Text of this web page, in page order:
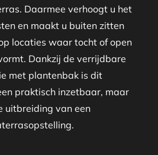
Daarmee verhoogt u het
en maakt u buiten zitten
locaties waar tocht of open
Dankzij de verrijdbare
met plantenbak is dit
praktisch inzetbaar, maar
uitbreiding van een